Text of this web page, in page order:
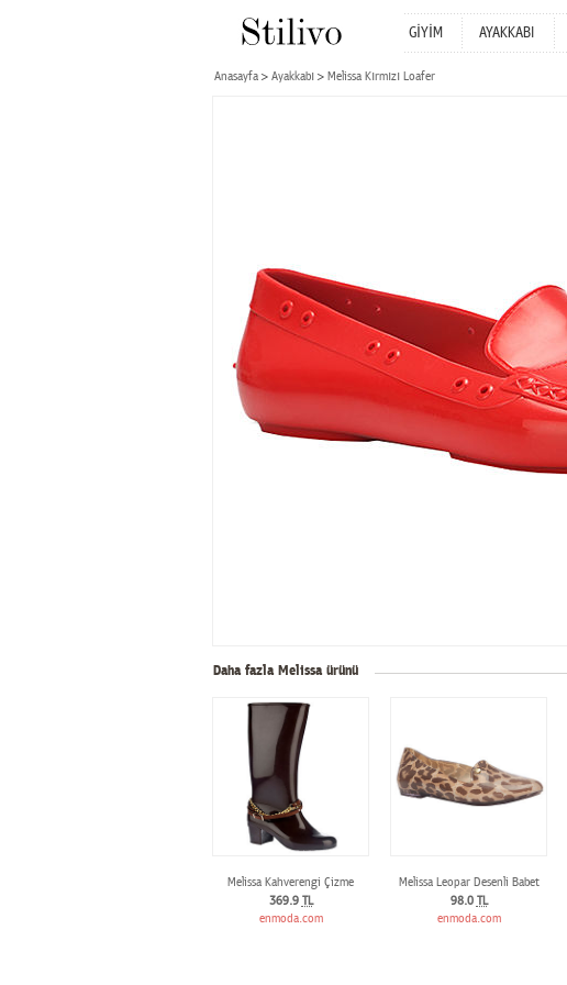
GİYİM AYAKKABI
Anasayfa Ayakkabı Melissa Kırmızı Loafer
Daha fazla Melissa ürünü
Melissa Kahverengi Çizme
369.9 TL
enmoda.com
Melissa Leopar Desenli Babet
98.0 TL
enmoda.com